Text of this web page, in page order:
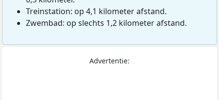
Treinstation: op 4,1 kilometer afstand.
Zwembad: op slechts 1,2 kilometer afstand.
Advertentie: